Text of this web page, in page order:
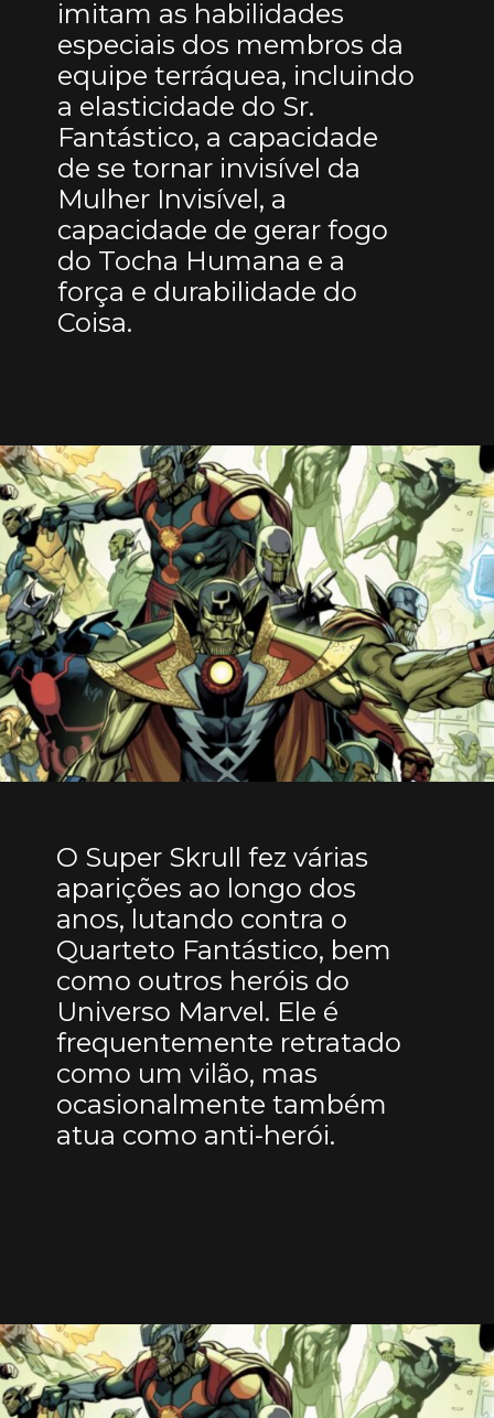
imitam as habilidades
especiais dos membros da
equipe terráquea, incluindo
a elasticidade do Sr.
Fantástico, a capacidade
de se tornar invisível da
Mulher Invisível, a
capacidade de gerar fogo
do Tocha Humana e a
força e durabilidade do
Coisa.
O Super Skrull fez várias
aparições ao longo dos
anos, lutando contra o
Quarteto Fantástico, bem
como outros heróis do
Universo Marvel. Ele é
frequentemente retratado
como um vilão, mas
ocasionalmente também
atua como anti-herói.